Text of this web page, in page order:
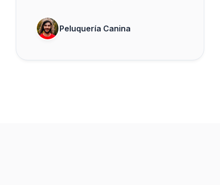
Peluquería Canina